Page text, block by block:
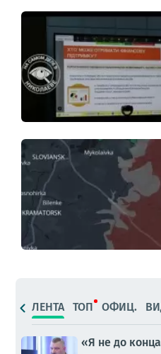
ЛЕНТА ТОП ОФИЦ.
«Я не до